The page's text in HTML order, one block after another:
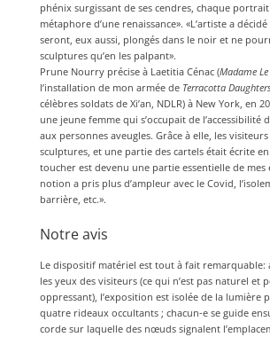
phénix surgissant de ses cendres, chaque
métaphore d’une renaissance». «L’artiste a
seront, eux aussi, plongés dans le noir et ne
sculptures qu’en les palpant».
Prune Nourry précise à Laetitia Cénac (Madame
l’installation de mon armée de Terracotta
célèbres soldats de Xi’an, NDLR) à New York, en
une jeune femme qui s’occupait de l’accessibilité
aux personnes aveugles. Grâce à elle, les
sculptures, et une partie des cartels était écrite
toucher est devenu une partie essentielle de mes
notion a pris plus d’ampleur avec le Covid,
barrière, etc.».
Notre avis
Le dispositif matériel est tout à fait remarquable:
les yeux des visiteurs (ce qui n’est pas naturel et
oppressant), l’exposition est isolée de la lumière
quatre rideaux occultants ; chacun-e se guide
corde sur laquelle des nœuds signalent